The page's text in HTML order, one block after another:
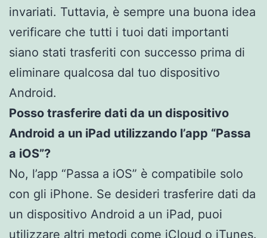
invariati. Tuttavia, è sempre una buona idea
verificare che tutti i tuoi dati importanti
siano stati trasferiti con successo prima di
eliminare qualcosa dal tuo dispositivo
Android.
Posso trasferire dati da un dispositivo
Android a un iPad utilizzando l’app “Passa
a iOS”?
No, l’app “Passa a iOS” è compatibile solo
con gli iPhone. Se desideri trasferire dati da
un dispositivo Android a un iPad, puoi
utilizzare altri metodi come iCloud o iTunes.